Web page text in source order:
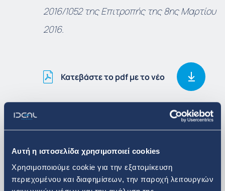
Αυτή η ιστοσελίδα χρησιμοποιεί cookies
Χρησιμοποιούμε cookie για την εξατομίκευση
περιεχομένου και διαφημίσεων, την παροχή λειτουργιών
2016/1052 της Επιτροπής της 8ηςΜαρτίου
2016.
Κατεβάστε το pdf με το νέο
Επενδυτικά Νέα